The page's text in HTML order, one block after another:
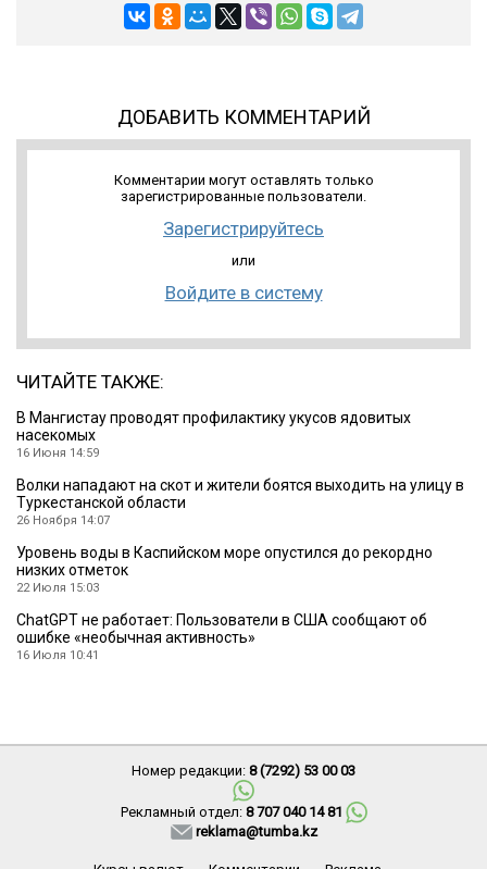
ДОБАВИТЬ КОММЕНТАРИЙ
Комментарии могут оставлять только
зарегистрированные пользователи.
Зарегистрируйтесь
или
Войдите в систему
ЧИТАЙТЕ ТАКЖЕ:
В Мангистау проводят профилактику укусов ядовитых
насекомых
16 Июня 14:59
Волки нападают на скот и жители боятся выходить на улицу в
Туркестанской области
26 Ноября 14:07
Уровень воды в Каспийском море опустился до рекордно
низких отметок
22 Июля 15:03
ChatGPT не работает: Пользователи в США сообщают об
ошибке «необычная активность»
16 Июля 10:41
Номер редакции: 8 (7292) 53 00 03
Рекламный отдел: 8 707 040 14 81
reklama@tumba.kz